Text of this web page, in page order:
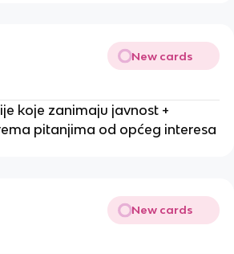
New cards
koje zanimaju javnost +
pitanjima od općeg interesa
New cards